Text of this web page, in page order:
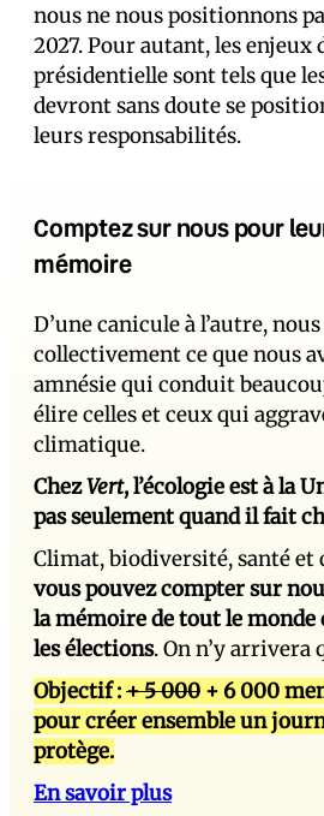
nous ne nous positionnons
2027. Pour autant, les enjeux
présidentielle sont tels que
devront sans doute se
leurs responsabilités.
Comptez sur nous pour
mémoire
D’une canicule à l’autre,
collectivement ce que nous
amnésie qui conduit
élire celles et ceux qui
climatique.
ChezVert, l’écologie est à la
pas seulement quand il fait
Climat, biodiversité, santé
vous pouvez compter sur
la mémoire de tout le
les élections. On n’y arrivera
Objectif :+ 5 000 + 6 000
pour créer ensemble un
protège.
En savoir plus